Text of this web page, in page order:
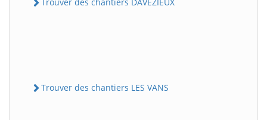
Trouver des chantiers LES VANS